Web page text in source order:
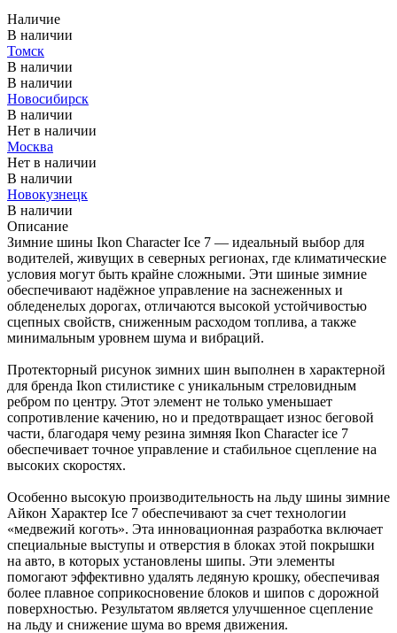
Наличие
В наличии
Томск
В наличии
В наличии
Новосибирск
В наличии
Нет в наличии
Москва
Нет в наличии
В наличии
Новокузнецк
В наличии
Описание
Зимние шины Ikon Character Ice 7 — идеальный выбор для
водителей, живущих в северных регионах, где климатические
условия могут быть крайне сложными. Эти шиные зимние
обеспечивают надёжное управление на заснеженных и
обледенелых дорогах, отличаются высокой устойчивостью
сцепных свойств, сниженным расходом топлива, а также
минимальным уровнем шума и вибраций.
Протекторный рисунок зимних шин выполнен в характерной
для бренда Ikon стилистике с уникальным стреловидным
ребром по центру. Этот элемент не только уменьшает
сопротивление качению, но и предотвращает износ беговой
части, благодаря чему резина зимняя Ikon Character ice 7
обеспечивает точное управление и стабильное сцепление на
высоких скоростях.
Особенно высокую производительность на льду шины зимние
Айкон Характер Ice 7 обеспечивают за счет технологии
«медвежий коготь». Эта инновационная разработка включает
специальные выступы и отверстия в блоках этой покрышки
на авто, в которых установлены шипы. Эти элементы
помогают эффективно удалять ледяную крошку, обеспечивая
более плавное соприкосновение блоков и шипов с дорожной
поверхностью. Результатом является улучшенное сцепление
на льду и снижение шума во время движения.